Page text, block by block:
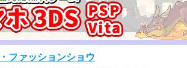
ファッションショウ